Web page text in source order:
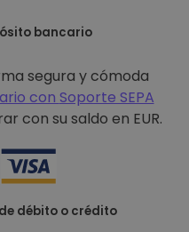
bancario
segura y cómoda
con Soporte SEPA
con su saldo en EUR.
débito o crédito